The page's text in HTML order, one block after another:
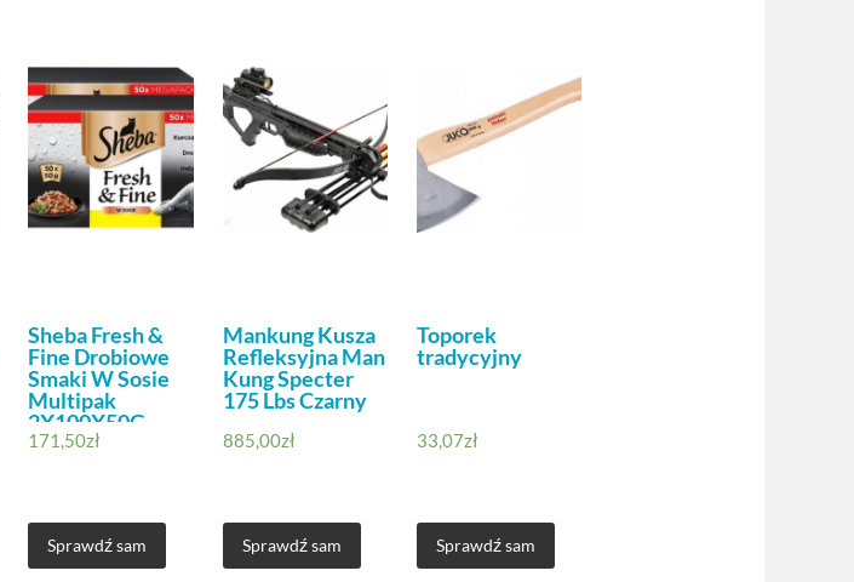
Sheba Fresh &
Fine Drobiowe
Smaki W Sosie
Multipak
2X100X50G
171,50zł
Sprawdź sam
Mankung Kusza
Refleksyjna Man
Kung Specter
175 Lbs Czarny
885,00zł
Sprawdź sam
Toporek
tradycyjny
33,07zł
Sprawdź sam